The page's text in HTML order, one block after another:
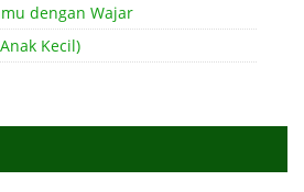
dengan Wajar
Kecil)